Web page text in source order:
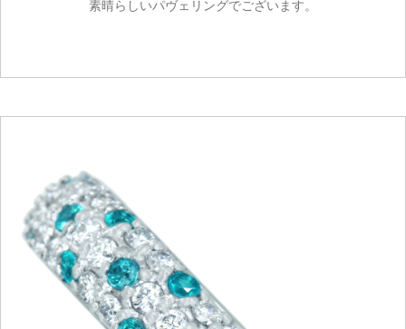
素晴らしいパヴェリングでございます。